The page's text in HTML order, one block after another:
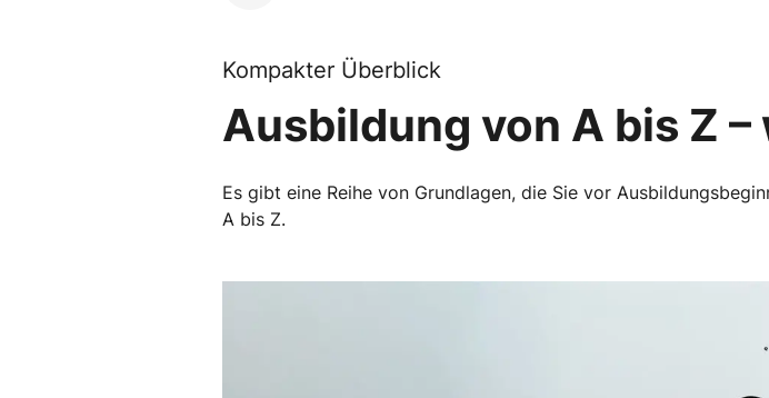
Kompakter Überblick
Ausbildung von A bis Z
Es gibt eine Reihe von Grundlagen, die Sie vor
A bis Z.